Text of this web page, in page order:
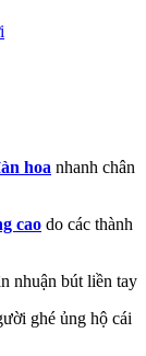
hoa nhanh chân
cao do các thành
nhuận bút liền tay
ghé ủng hộ cái